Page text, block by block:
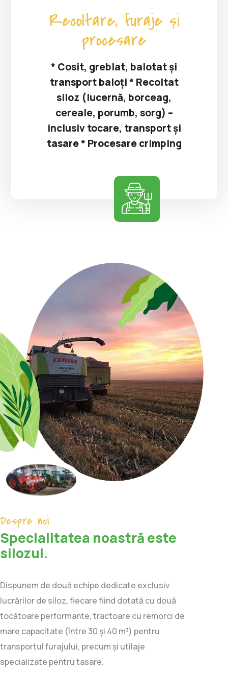
Recoltare, furaje și
procesare
* Cosit, greblat, balotat și
transport baloți * Recoltat
siloz (lucernă, borceag,
cereale, porumb, sorg) –
inclusiv tocare, transport și
tasare * Procesare crimping
Despre noi
Specialitatea noastră este
silozul.
Dispunem de două echipe dedicate exclusiv
lucrărilor de siloz, fiecare fiind dotată cu două
tocătoare performante, tractoare cu remorci de
mare capacitate (între 30 și 40 m³) pentru
transportul furajului, precum și utilaje
specializate pentru tasare.